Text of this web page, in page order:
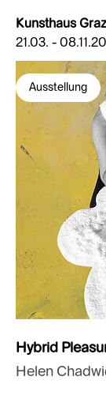
Kunsthaus Graz
21.03. -
Ausstellung
Hybrid
Helen